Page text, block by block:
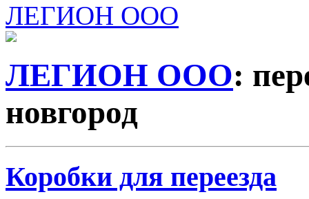
ЛЕГИОН ООО
ЛЕГИОН ООО:
новгород
Коробки для переезда